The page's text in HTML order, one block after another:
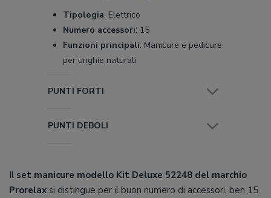
Tipologia: Elettrico
Numero accessori: 15
Funzioni principali: Manicure e pedicure
per unghie naturali
PUNTI FORTI
PUNTI DEBOLI
Il set manicure modello Kit Deluxe 52248 del marchio
Prorelax si distingue per il buon numero di accessori, ben 15,